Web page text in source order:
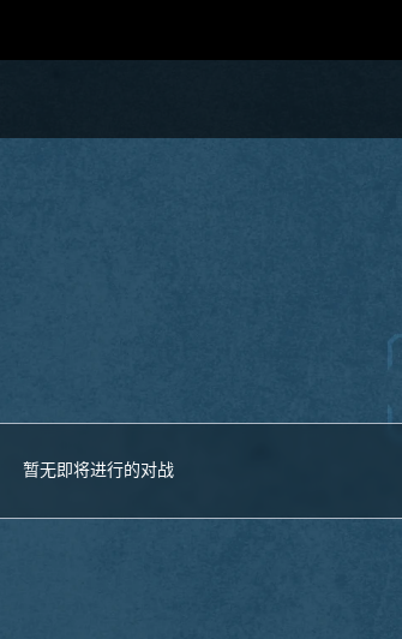
暂无即将进行的对战